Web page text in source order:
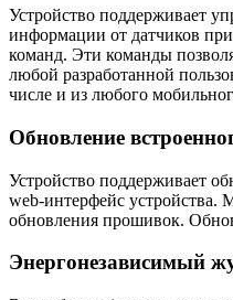
Устройство поддерживает
информации от датчиков
команд. Эти команды
любой разработанной
числе и из любого
Обновление
Устройство поддерживает
web-интерфейс
обновления прошивок.
Энергонезависимый